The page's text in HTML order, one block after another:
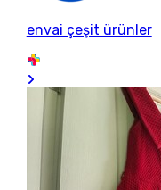
envai çeşit ürünler